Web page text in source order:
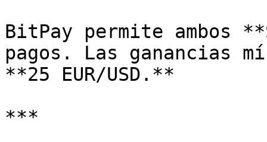
BitPay permite ambos
pagos. Las ganancias
**25 EUR/USD.**
***